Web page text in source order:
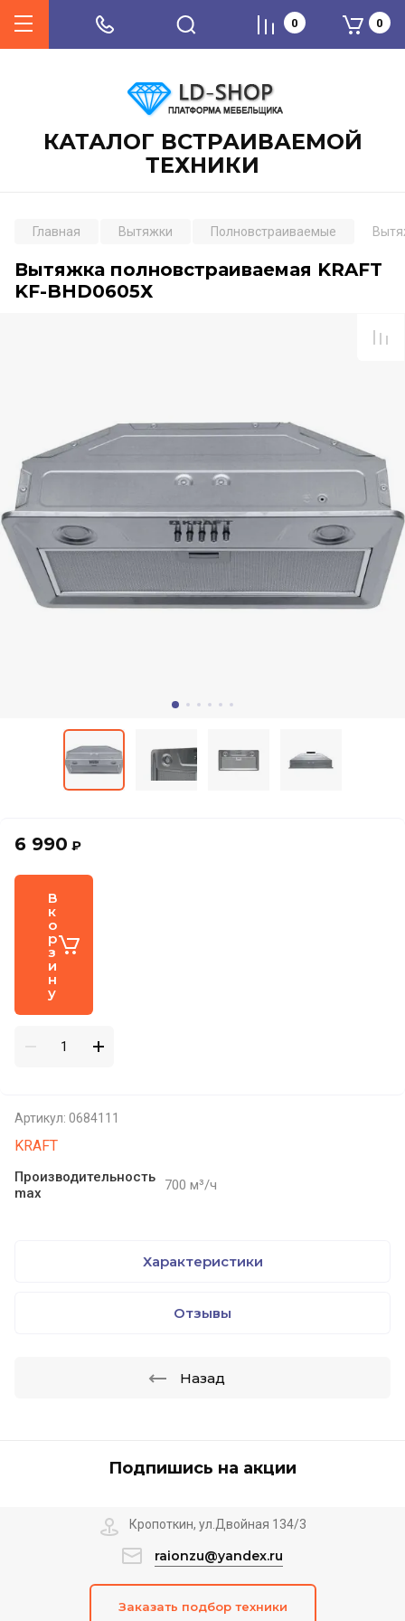
КАТАЛОГ ВСТРАИВАЕМОЙ
ТЕХНИКИ
0 0
Главная Вытяжки Полновстраиваемые
Вытяжка полновстраиваемая KRAFT
KF-BHD0605Х
6 990 ₽
В
к
о
р
з
и
н
у
Артикул: 0684111
KRAFT
Производительность
max
700 м³/ч
Характеристики
Отзывы
Назад
Подпишись на акции
Кропоткин, ул.Двойная 134/3
raionzu@yandex.ru
Заказать подбор техники